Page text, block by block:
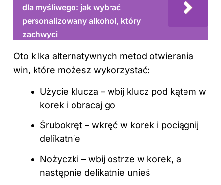
dla myśliwego: jak wybrać
personalizowany alkohol, który
zachwyci
Oto kilka alternatywnych metod otwierania
win, które możesz wykorzystać:
Użycie klucza – wbij klucz pod kątem w
korek i obracaj go
Śrubokręt – wkręć w korek i pociągnij
delikatnie
Nożyczki – wbij ostrze w korek, a
następnie delikatnie unieś